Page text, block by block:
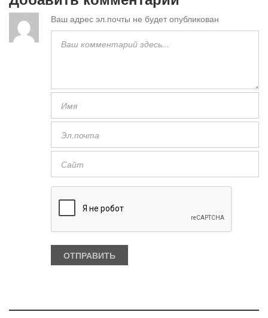
Ваш адрес эл.почты не будет опубликован